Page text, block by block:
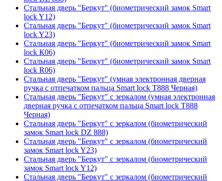
Стальная дверь "Беркут" (биометрический замок Smart
lock Y12)
Стальная дверь "Беркут" (биометрический замок Smart
lock Y23)
Стальная дверь "Беркут" (биометрический замок Smart
lock К06)
Стальная дверь "Беркут" (биометрический замок Smart
lock R06)
Стальная дверь "Беркут" (умная электронная дверная
ручка с отпечатком пальца Smart lock T888 Черная)
Стальная дверь "Беркут" с зеркалом (умная электронная
дверная ручка с отпечатком пальца Smart lock T888
Черная)
Стальная дверь "Беркут" с зеркалом (биометрический
замок Smart lock DZ 888)
Стальная дверь "Беркут" с зеркалом (биометрический
замок Smart lock Y23)
Стальная дверь "Беркут" с зеркалом (биометрический
замок Smart lock Y12)
Стальная дверь "Беркут" с зеркалом (биометрический